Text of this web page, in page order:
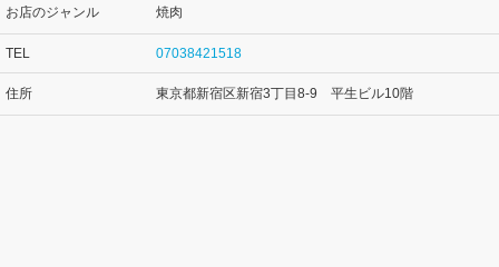
お店のジャンル 焼肉
TEL 07038421518
住所 東京都新宿区新宿3丁目8-9 平生ビル10階